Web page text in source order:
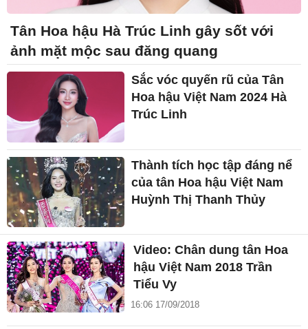
Tân Hoa hậu Hà Trúc Linh gây sốt với
ảnh mặt mộc sau đăng quang
Sắc vóc quyến rũ của Tân
Hoa hậu Việt Nam 2024 Hà
Trúc Linh
Thành tích học tập đáng nể
của tân Hoa hậu Việt Nam
Huỳnh Thị Thanh Thủy
Video: Chân dung tân Hoa
hậu Việt Nam 2018 Trần
Tiểu Vy
16:06 17/09/2018